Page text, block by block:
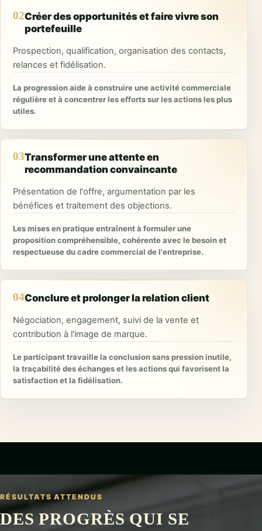
02Créer des opportunités et faire vivre son
portefeuille
Prospection, qualification, organisation des contacts,
relances et fidélisation.
La progression aide à construire une activité commerciale
régulière et à concentrer les efforts sur les actions les plus
utiles.
03Transformer une attente en
recommandation convaincante
Présentation de l'offre, argumentation par les
bénéfices et traitement des objections.
Les mises en pratique entraînent à formuler une
proposition compréhensible, cohérente avec le besoin et
respectueuse du cadre commercial de l'entreprise.
04Conclure et prolonger la relation client
Négociation, engagement, suivi de la vente et
contribution à l'image de marque.
Le participant travaille la conclusion sans pression inutile,
la traçabilité des échanges et les actions qui favorisent la
satisfaction et la fidélisation.
RÉSULTATS ATTENDUS
DES PROGRÈS QUI SE